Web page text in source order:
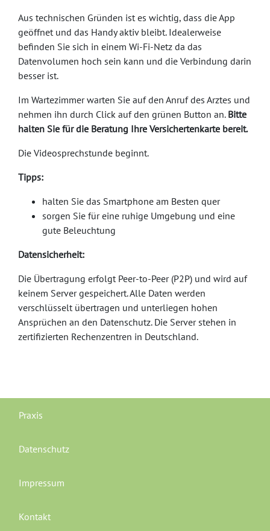
Aus technischen Gründen ist es wichtig, dass die App
geöffnet und das Handy aktiv bleibt. Idealerweise
befinden Sie sich in einem Wi-Fi-Netz da das
Datenvolumen hoch sein kann und die Verbindung darin
besser ist.
Im Wartezimmer warten Sie auf den Anruf des Arztes und
nehmen ihn durch Click auf den grünen Button an. Bitte
halten Sie für die Beratung Ihre Versichertenkarte bereit.
Die Videosprechstunde beginnt.
Tipps:
halten Sie das Smartphone am Besten quer
sorgen Sie für eine ruhige Umgebung und eine
gute Beleuchtung
Datensicherheit:
Die Übertragung erfolgt Peer-to-Peer (P2P) und wird auf
keinem Server gespeichert. Alle Daten werden
verschlüsselt übertragen und unterliegen hohen
Ansprüchen an den Datenschutz. Die Server stehen in
zertifizierten Rechenzentren in Deutschland.
Praxis
Datenschutz
Impressum
Kontakt